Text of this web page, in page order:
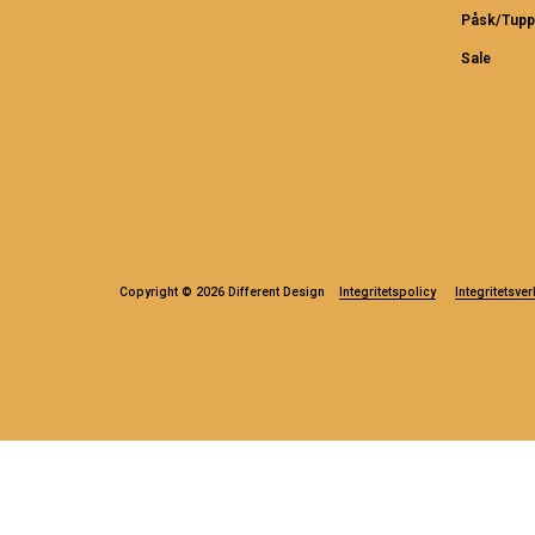
Påsk/
Sale
Copyright © 2026 Different Design Integritetspolicy